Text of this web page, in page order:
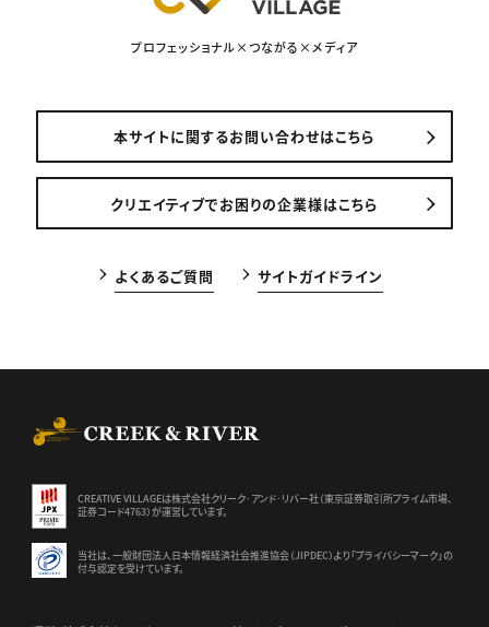
プロフェッショナル×つながる×メディア
本サイトに関するお問い合わせはこちら
クリエイティブでお困りの企業様はこちら
よくあるご質問 サイトガイドライン
CREATIVE VILLAGEは株式会社クリーク･アンド･リバー社（東京証券取引所プライム市場、
証券コード4763）が運営しています。
当社は、一般財団法人日本情報経済社会推進協会（JIPDEC）より 「プライバシーマーク」の
付与認定を受けています。